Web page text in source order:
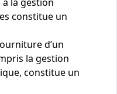
constitue un
d’un
la gestion
constitue un